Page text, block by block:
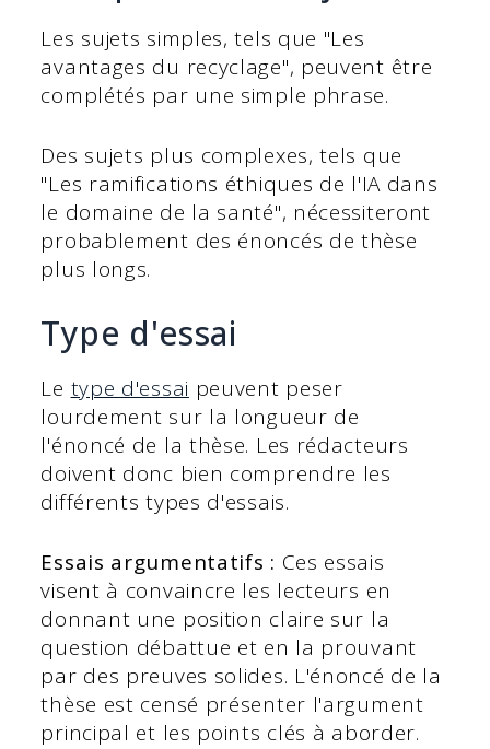
Les sujets simples, tels que "Les
avantages du recyclage", peuvent être
complétés par une simple phrase.
Des sujets plus complexes, tels que
"Les ramifications éthiques de l'IA dans
le domaine de la santé", nécessiteront
probablement des énoncés de thèse
plus longs.
Type d'essai
Le type d'essai peuvent peser
lourdement sur la longueur de
l'énoncé de la thèse. Les rédacteurs
doivent donc bien comprendre les
différents types d'essais.
Essais argumentatifs : Ces essais
visent à convaincre les lecteurs en
donnant une position claire sur la
question débattue et en la prouvant
par des preuves solides. L'énoncé de la
thèse est censé présenter l'argument
principal et les points clés à aborder.